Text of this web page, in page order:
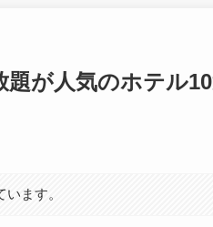
題が人気のホテル
ます。